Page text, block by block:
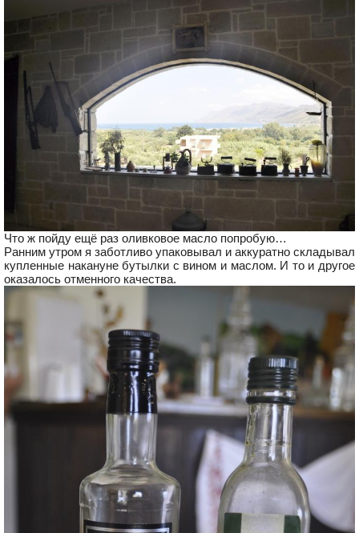
Что ж пойду ещё раз оливковое масло попробую…
Ранним утром я заботливо упаковывал и аккуратно складывал
купленные накануне бутылки с вином и маслом. И то и другое
оказалось отменного качества.